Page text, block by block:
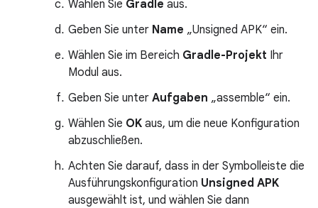
Wählen Sie Gradle aus.
Geben Sie unter Name „Unsigned APK“ ein.
Wählen Sie im Bereich Gradle-Projekt Ihr
Modul aus.
Geben Sie unter Aufgaben „assemble“ ein.
Wählen Sie OK aus, um die neue Konfiguration
abzuschließen.
Achten Sie darauf, dass in der Symbolleiste die
Ausführungskonfiguration Unsigned APK
ausgewählt ist, und wählen Sie dann